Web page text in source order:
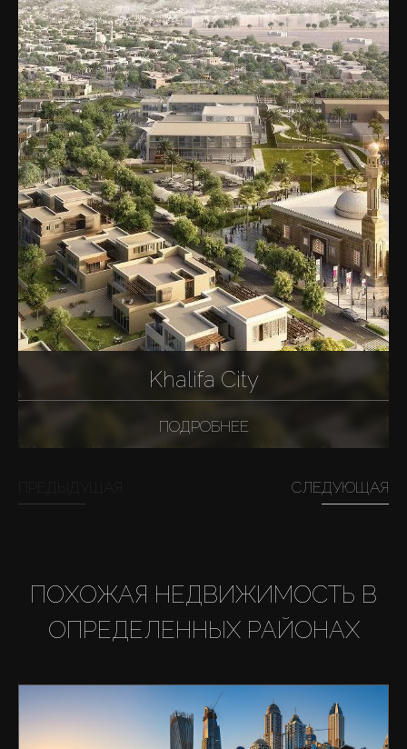
Khalifa City
ПОДРОБНЕЕ
СЛЕДУЮЩАЯ
ПОХОЖАЯ НЕДВИЖИМОСТЬ В
ОПРЕДЕЛЕННЫХ РАЙОНАХ